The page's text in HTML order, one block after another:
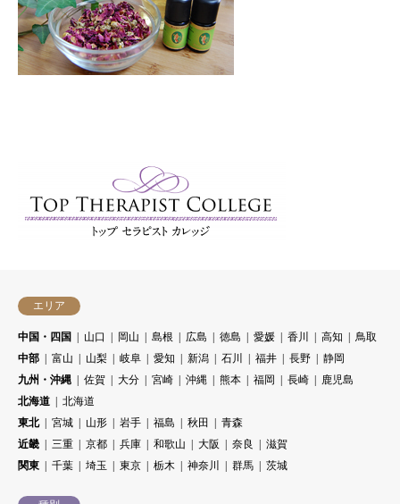
エリア
中国・四国 山口 岡山 島根 広島 徳島 愛媛 香川 高知
鳥取
中部
富山 山梨 岐阜 愛知 新潟 石川 福井 長野
静岡
九州・沖縄
佐賀 大分 宮崎 沖縄 熊本 福岡 長崎
鹿児島
北海道
北海道
東北
宮城 山形 岩手 福島 秋田
青森
近畿
三重 京都 兵庫 和歌山 大阪 奈良
滋賀
関東
千葉 埼玉 東京 栃木 神奈川 群馬 茨城